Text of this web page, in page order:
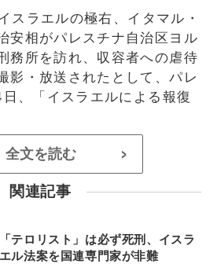
スラエルの極右、イタマル・
安相がパレスチナ自治区ヨル
務所を訪れ、収容者への虐待
影・放送されたとして、パレ
、「イスラエルによる報復
全文を読む >
関連記事
「テロリスト」は必ず死刑、イスラ
エル法案を国連専門家が非難